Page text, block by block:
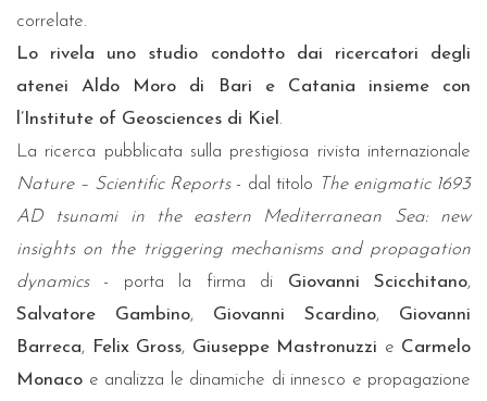
correlate.
Lo rivela uno studio condotto dai ricercatori degli
atenei Aldo Moro di Bari e Catania insieme con
l’Institute of Geosciences di Kiel .
La ricerca pubblicata sulla prestigiosa rivista internazionale
Nature – Scientific Reports- dal titolo The enigmatic 1693
AD tsunami in the eastern Mediterranean Sea: new
insights on the triggering mechanisms and propagation
dynamics- porta la firma di Giovanni Scicchitano,
Salvatore Gambino, Giovanni Scardino, Giovanni
Barreca, Felix Gross, Giuseppe Mastronuzzi e Carmelo
Monaco e analizza le dinamiche di innesco e propagazione